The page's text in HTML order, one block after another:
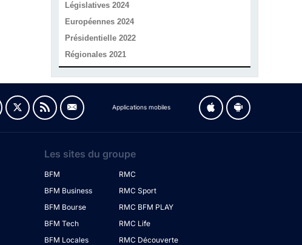
Législatives 2024
Européennes 2024
Présidentielle 2022
Régionales 2021
Applications mobiles
Les sites du groupe
BFM
BFM Business
BFM Bourse
BFM Tech
BFM Locales
RMC
RMC Sport
RMC BFM PLAY
RMC Life
RMC Découverte